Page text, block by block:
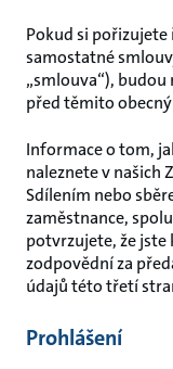
Pokud si pořizujete
samostatné
„smlouva“),
před těmito
Informace o tom,
naleznete v našich
Sdílením nebo
zaměstnance,
potvrzujete, že jste
zodpovědní za
údajů této třetí
Prohlášení